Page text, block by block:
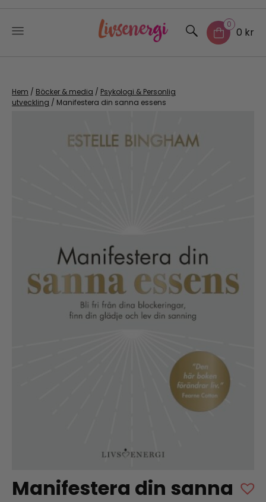
content
0
0 kr
Hem / Böcker & media / Psykologi & Personlig
utveckling / Manifestera din sanna essens
Manifestera din sanna